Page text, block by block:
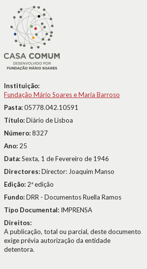
Instituição:
Fundação Mário Soares e Maria Barroso
Pasta:05778.042.10591
Título:Diário de Lisboa
Número:8327
Ano: 25
Data:Sexta, 1 de Fevereiro de 1946
Directores:Director: Joaquim Manso
Edição: 2ª edição
Fundo:DRR - Documentos Ruella Ramos
Tipo Documental: IMPRENSA
Direitos:
A publicação, total ou parcial, deste documento
exige prévia autorização da entidade
detentora.